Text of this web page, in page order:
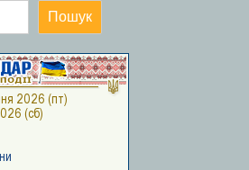
Пошук